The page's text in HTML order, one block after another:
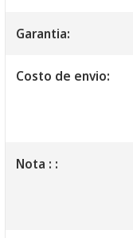
Garantia:
Costo de envio:
Nota : :